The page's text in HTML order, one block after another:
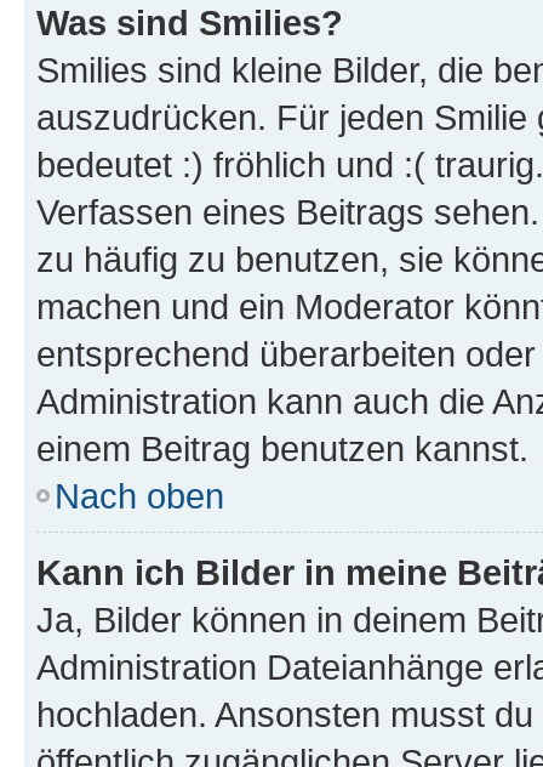
Was sind Smilies?
Smilies sind kleine Bilder, die
auszudrücken. Für jeden
bedeutet :) fröhlich und :(
Verfassen eines Beitrags
zu häufig zu benutzen, sie
machen und ein Moderator
entsprechend überarbeiten
Administration kann auch die
einem Beitrag benutzen kannst.
Nach oben
Kann ich Bilder in meine
Ja, Bilder können in deinem
Administration Dateianhänge
hochladen. Ansonsten musst